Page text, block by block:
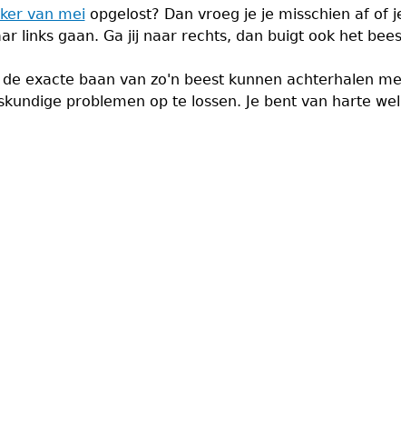
van mei opgelost? Dan vroeg je je misschien af of
links gaan. Ga jij naar rechts, dan buigt ook het
exacte baan van zo'n beest kunnen achterhalen
problemen op te lossen. Je bent van harte